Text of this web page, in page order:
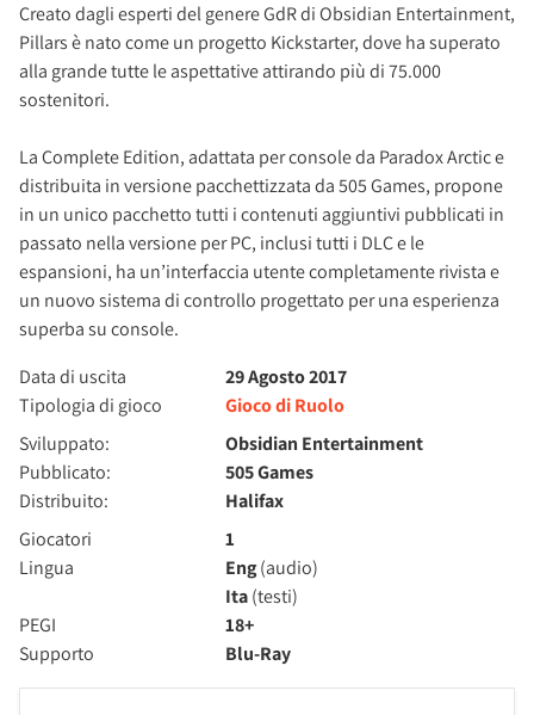
Creato dagli esperti del genere GdR di Obsidian Entertainment,
Pillars è nato come un progetto Kickstarter, dove ha superato
alla grande tutte le aspettative attirando più di 75.000
sostenitori.
La Complete Edition, adattata per console da Paradox Arctic e
distribuita in versione pacchettizzata da 505 Games, propone
in un unico pacchetto tutti i contenuti aggiuntivi pubblicati in
passato nella versione per PC, inclusi tutti i DLC e le
espansioni, ha un’interfaccia utente completamente rivista e
un nuovo sistema di controllo progettato per una esperienza
superba su console.
Data di uscita
29 Agosto 2017
Tipologia di gioco
Gioco di Ruolo
Sviluppato:
Obsidian Entertainment
Pubblicato:
505 Games
Distribuito:
Halifax
Giocatori
1
Lingua
Eng(audio)
Ita(testi)
PEGI
18+
Supporto
Blu-Ray